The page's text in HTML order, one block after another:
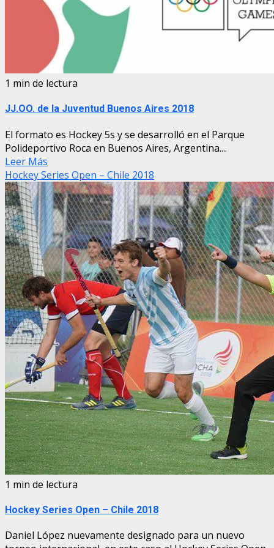
1 min de lectura
JJ.OO. de la Juventud Buenos Aires 2018
El formato es Hockey 5s y se desarrolló en el Parque
Polideportivo Roca en Buenos Aires, Argentina....
Leer Más
Hockey Series Open – Chile 2018
1 min de lectura
Hockey Series Open – Chile 2018
Daniel López nuevamente designado para un nuevo